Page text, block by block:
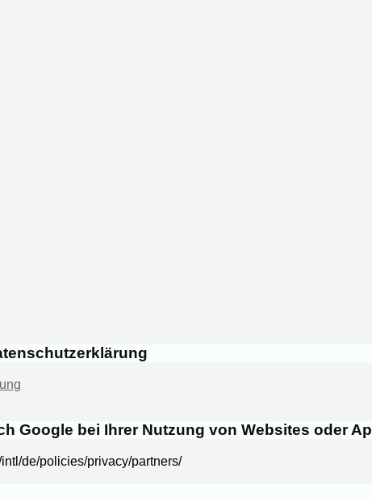
Google bei Ihrer Nutzung von Websites oder
de/policies/privacy/partners/